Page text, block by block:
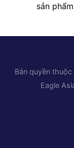
sản
Bản quyền
Eagle